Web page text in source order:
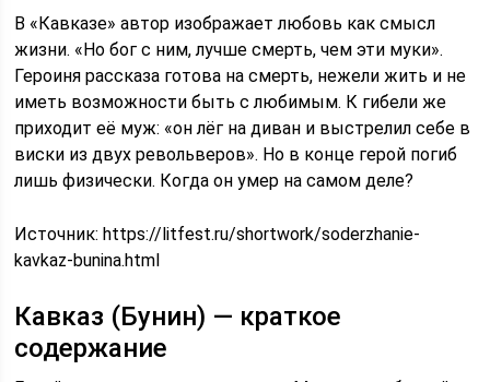
В «Кавказе» автор изображает любовь как смысл
жизни. «Но бог с ним, лучше смерть, чем эти муки».
Героиня рассказа готова на смерть, нежели жить и не
иметь возможности быть с любимым. К гибели же
приходит её муж: «он лёг на диван и выстрелил себе в
виски из двух револьверов». Но в конце герой погиб
лишь физически. Когда он умер на самом деле?
Источник:https://litfest.ru/shortwork/soderzhanie-
kavkaz-bunina.html
Кавказ (Бунин) — краткое
содержание